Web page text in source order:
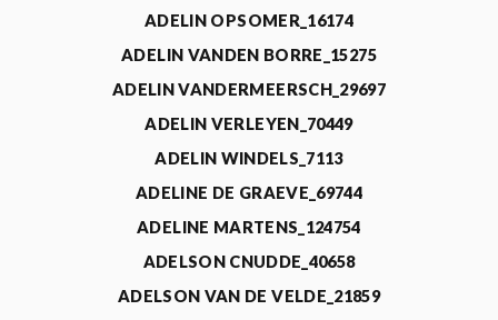
ADELIN OPSOMER_16174
ADELIN VANDEN BORRE_15275
ADELIN VANDERMEERSCH_29697
ADELIN VERLEYEN_70449
ADELIN WINDELS_7113
ADELINE DE GRAEVE_69744
ADELINE MARTENS_124754
ADELSON CNUDDE_40658
ADELSON VAN DE VELDE_21859